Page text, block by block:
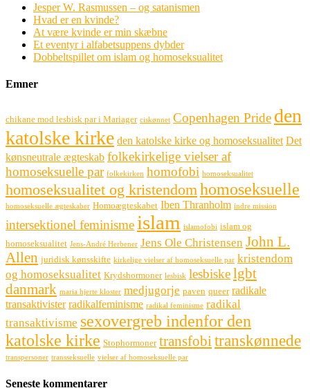
Jesper W. Rasmussen – og satanismen
Hvad er en kvinde?
At være kvinde er min skæbne
Et eventyr i alfabetsuppens dybder
Dobbeltspillet om islam og homoseksualitet
Emner
chikane mod lesbisk par i Mariager ciskønnet Copenhagen Pride den
katolske kirke den katolske kirke og homoseksualitet Det
kønsneutrale ægteskab folkekirkelige vielser af
homoseksuelle par folkekirken homofobi homoseksualitet
homoseksualitet og kristendomhomoseksuelle
homoseksuelle ægteskaber Homoægteskabet Iben Thranholm indre mission
intersektionel feminisme islam islamofobi islam og
homoseksualitet Jens-André Herbener Jens Ole Christensen John L.
Allen juridisk kønsskifte kirkelige vielser af homoseksuelle par kristendom
og homoseksualitet Krydshormoner lesbisk lesbiskelgbt
danmark maria hjerte kloster medjugorje paven queer radikale
transaktivister radikalfeminisme radikal feminisme radikal
transaktivisme sexovergreb indenfor den
katolske kirke Stophormoner transfobi transkønnede
transpersoner transseksuelle vielser af homoseksuelle par
Seneste kommentarer